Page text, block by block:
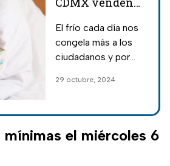
cobijas para
temporada de
El frío cada día nos
congela más a los
ciudadanos y por
conocer un lugar
cobijas a un
excelente precio. Te
contamos todo.
29 octubre, 2024
mínimas el miércoles 6